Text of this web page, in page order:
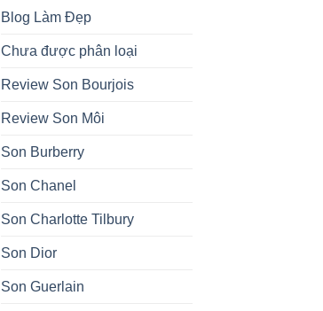
Blog Làm Đẹp
Chưa được phân loại
Review Son Bourjois
Review Son Môi
Son Burberry
Son Chanel
Son Charlotte Tilbury
Son Dior
Son Guerlain